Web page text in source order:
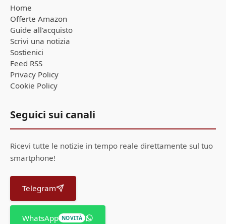
Home
Offerte Amazon
Guide all'acquisto
Scrivi una notizia
Sostienici
Feed RSS
Privacy Policy
Cookie Policy
Seguici sui canali
Ricevi tutte le notizie in tempo reale direttamente sul tuo
smartphone!
Telegram
WhatsApp NOVITÀ